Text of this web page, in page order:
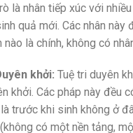
là nhân tiếp xúc với
quả mới. Các nhân này
là chính, không có
khởi: Tuệ tri duyên
khởi. Các pháp này đều
trước khi sinh không ở
có một nền tảng,